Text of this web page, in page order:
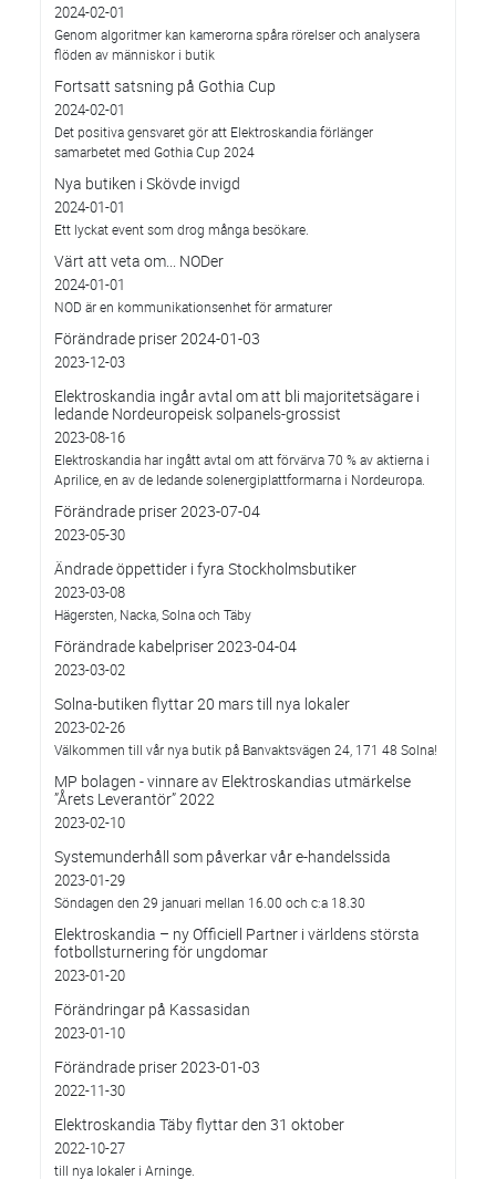
2024-02-01
Genom algoritmer kan kamerorna spåra rörelser och analysera
flöden av människor i butik
Fortsatt satsning på Gothia Cup
2024-02-01
Det positiva gensvaret gör att Elektroskandia förlänger
samarbetet med Gothia Cup 2024
Nya butiken i Skövde invigd
2024-01-01
Ett lyckat event som drog många besökare.
Värt att veta om... NODer
2024-01-01
NOD är en kommunikationsenhet för armaturer
Förändrade priser 2024-01-03
2023-12-03
Elektroskandia ingår avtal om att bli majoritetsägare i
ledande Nordeuropeisk solpanels-grossist
2023-08-16
Elektroskandia har ingått avtal om att förvärva 70 % av aktierna i
Aprilice, en av de ledande solenergiplattformarna i Nordeuropa.
Förändrade priser 2023-07-04
2023-05-30
Ändrade öppettider i fyra Stockholmsbutiker
2023-03-08
Hägersten, Nacka, Solna och Täby
Förändrade kabelpriser 2023-04-04
2023-03-02
Solna-butiken flyttar 20 mars till nya lokaler
2023-02-26
Välkommen till vår nya butik på Banvaktsvägen 24, 171 48 Solna!
MP bolagen - vinnare av Elektroskandias utmärkelse
”Årets Leverantör” 2022
2023-02-10
Systemunderhåll som påverkar vår e-handelssida
2023-01-29
Söndagen den 29 januari mellan 16.00 och c:a 18.30
Elektroskandia – ny Officiell Partner i världens största
fotbollsturnering för ungdomar
2023-01-20
Förändringar på Kassasidan
2023-01-10
Förändrade priser 2023-01-03
2022-11-30
Elektroskandia Täby flyttar den 31 oktober
2022-10-27
till nya lokaler i Arninge.